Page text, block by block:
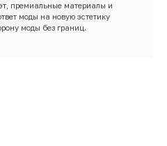
премиальные материалы и
моды на новую эстетику
моды без границ.